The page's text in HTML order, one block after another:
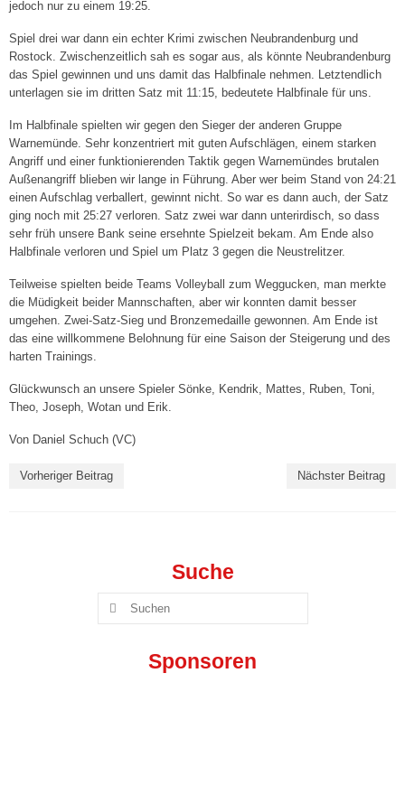
1. Herren („Stralsunder Volley Vikings“) »
Spielplan
Ergebnisse
2. Herren
3. Herren
Breitensport »
Herren I („Dynamo Tresen“)
Mixed I („Die Hallenstauballergiker“)
Mixed II („Die Hugos“)
Mixed III („VC-Lok“)
Wildcats Talente U16 w
Wildcats Talente U14 w
jedoch nur zu einem 19:25.
Spiel drei war dann ein echter Krimi zwischen Neubrandenburg und
Rostock. Zwischenzeitlich sah es sogar aus, als könnte Neubrandenburg
das Spiel gewinnen und uns damit das Halbfinale nehmen. Letztendlich
unterlagen sie im dritten Satz mit 11:15, bedeutete Halbfinale für uns.
Im Halbfinale spielten wir gegen den Sieger der anderen Gruppe
Warnemünde. Sehr konzentriert mit guten Aufschlägen, einem starken
Angriff und einer funktionierenden Taktik gegen Warnemündes brutalen
Außenangriff blieben wir lange in Führung. Aber wer beim Stand von 24:21
einen Aufschlag verballert, gewinnt nicht. So war es dann auch, der Satz
ging noch mit 25:27 verloren. Satz zwei war dann unterirdisch, so dass
sehr früh unsere Bank seine ersehnte Spielzeit bekam. Am Ende also
Halbfinale verloren und Spiel um Platz 3 gegen die Neustrelitzer.
Teilweise spielten beide Teams Volleyball zum Weggucken, man merkte
die Müdigkeit beider Mannschaften, aber wir konnten damit besser
umgehen. Zwei-Satz-Sieg und Bronzemedaille gewonnen. Am Ende ist
das eine willkommene Belohnung für eine Saison der Steigerung und des
harten Trainings.
Glückwunsch an unsere Spieler Sönke, Kendrik, Mattes, Ruben, Toni,
Theo, Joseph, Wotan und Erik.
Von Daniel Schuch (VC)
Vorheriger Beitrag Nächster Beitrag
Suche
Sponsoren